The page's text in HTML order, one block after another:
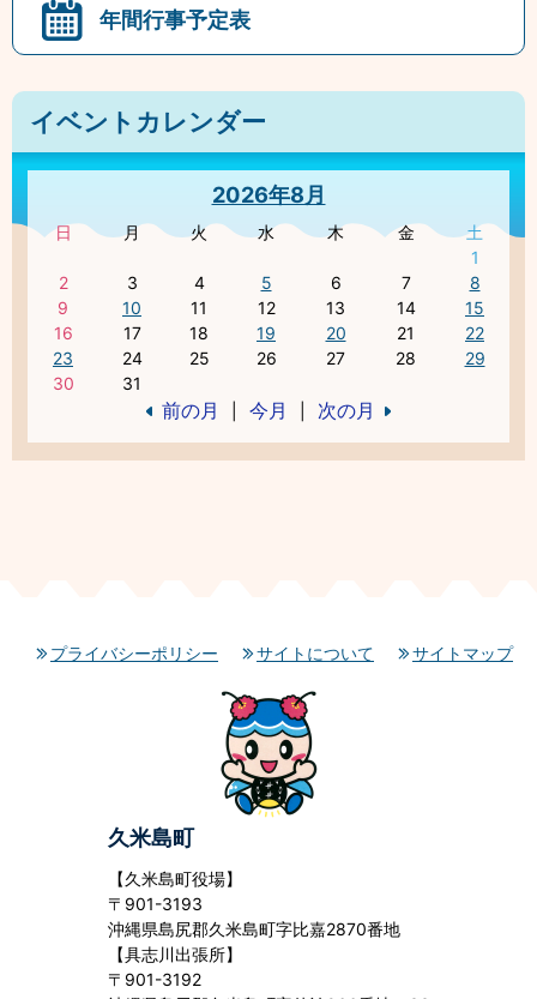
年間行事予定表
イベントカレンダー
2026年8月
日 月 火 水 木 金
土
1
2
3 4 5 6 7
8
9
10 11 12 13 14
15
16
17 18 19 20 21
22
23
24 25 26 27 28
29
30
31
前の月 今月 次の月
プライバシーポリシー サイトについて サイトマップ
久米島町
【久米島町役場】
〒901-3193
沖縄県島尻郡久米島町字比嘉2870番地
【具志川出張所】
〒901-3192